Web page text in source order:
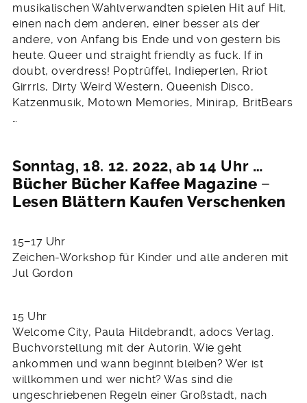
musikalischen Wahlverwandten spielen Hit auf Hit,
einen nach dem anderen, einer besser als der
andere, von Anfang bis Ende und von gestern bis
heute. Queer und straight friendly as fuck. If in
doubt, overdress! Poptrüffel, Indieperlen, Rriot
Girrrls, Dirty Weird Western, Queenish Disco,
Katzenmusik, Motown Memories, Minirap, BritBears
…
Sonntag, 18. 12. 2022, ab 14 Uhr …
Bücher Bücher Kaffee Magazine −
Lesen Blättern Kaufen Verschenken
15−17 Uhr
Zeichen-Workshop für Kinder und alle anderen mit
Jul Gordon
15 Uhr
Welcome City, Paula Hildebrandt, adocs Verlag.
Buchvorstellung mit der Autorin. Wie geht
ankommen und wann beginnt bleiben? Wer ist
willkommen und wer nicht? Was sind die
ungeschriebenen Regeln einer Großstadt, nach